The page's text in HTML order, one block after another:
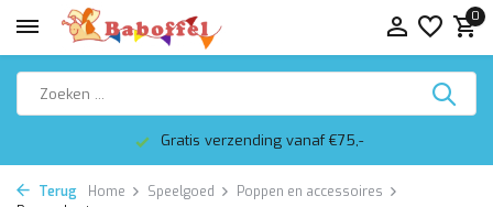
0
Gratis verzending vanaf €75,-
Terug Home Speelgoed
Poppen en accessoires